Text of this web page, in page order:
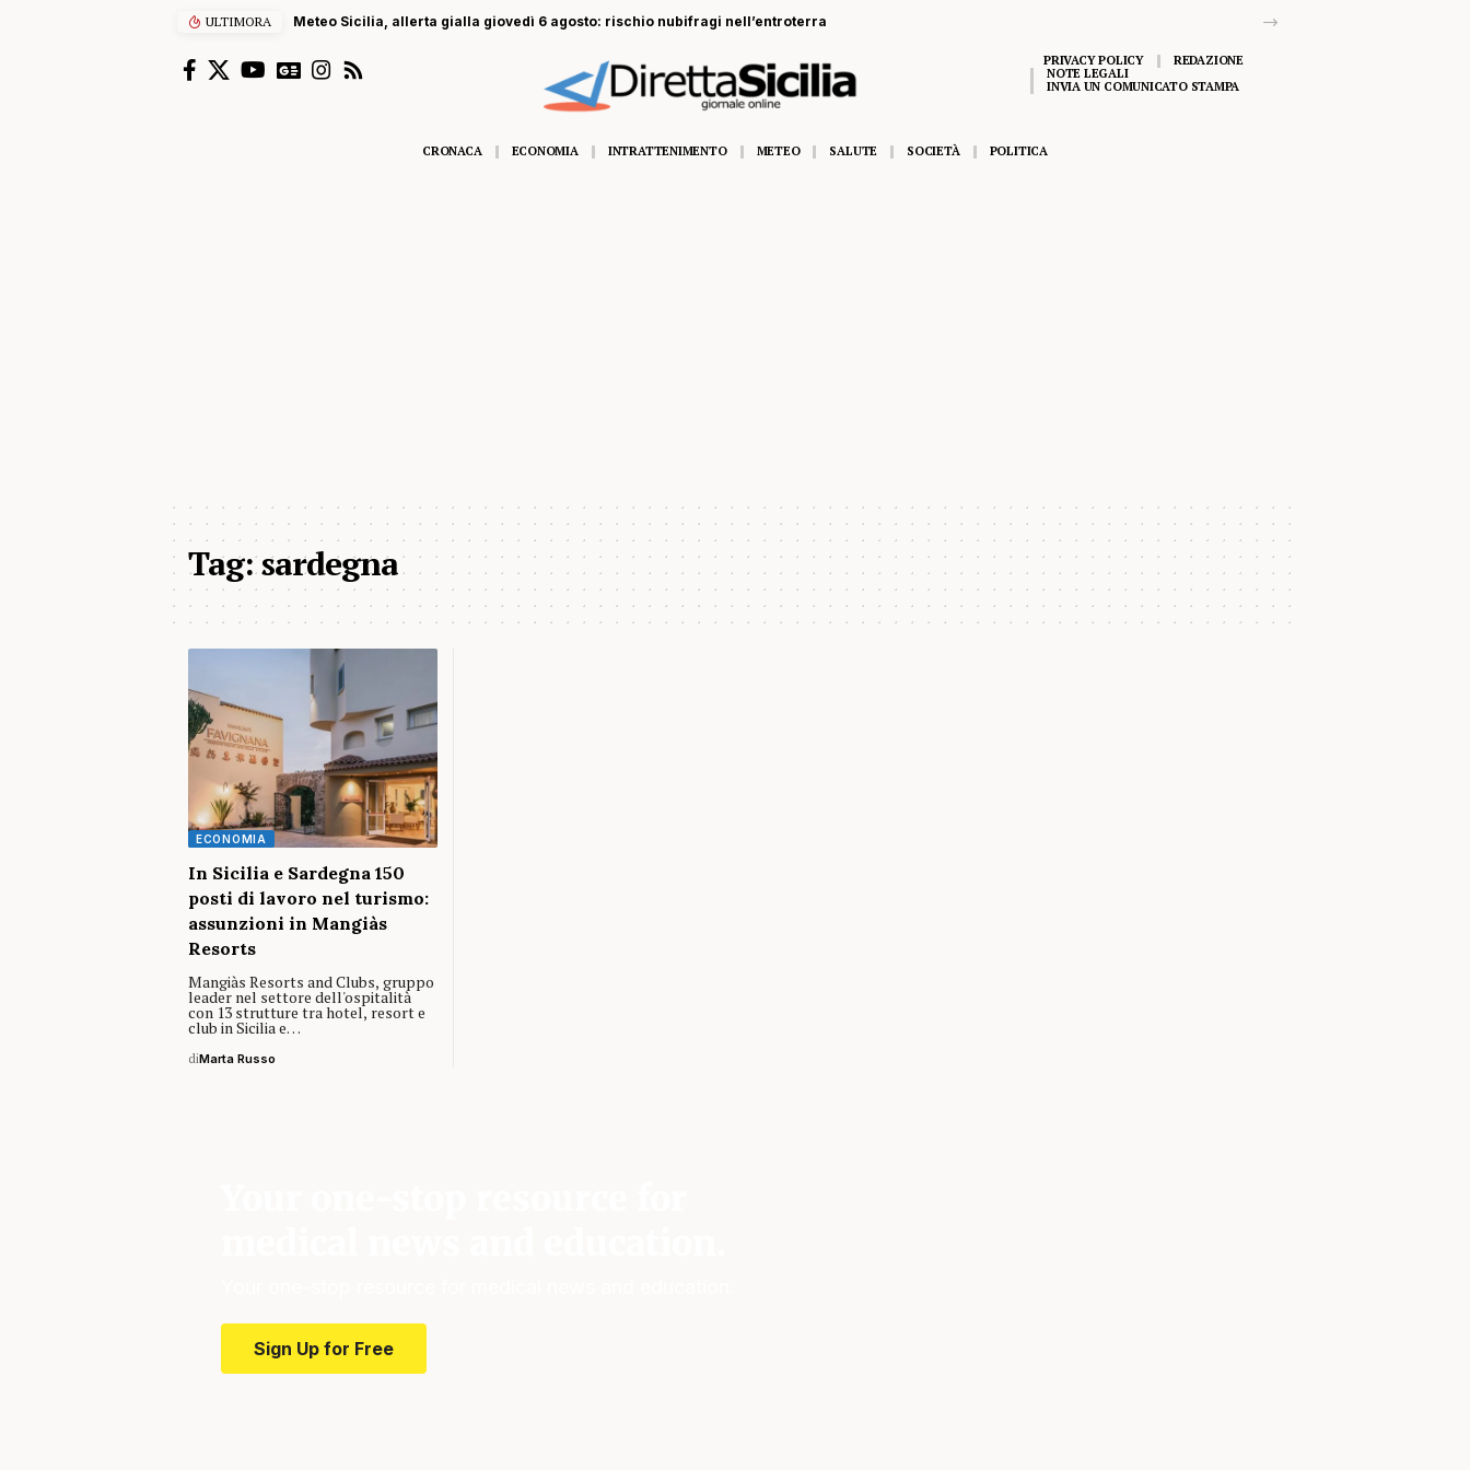
ULTIMORA Meteo Sicilia, allerta gialla giovedì 6 agosto: rischio nubifragi nell’entroterra
PRIVACY POLICY
REDAZIONE
NOTE LEGALI
INVIA UN COMUNICATO STAMPA
CRONACA ECONOMIA INTRATTENIMENTO METEO SALUTE SOCIETÀ POLITICA
Tag:sardegna
ECONOMIA
In Sicilia e Sardegna 150
posti di lavoro nel turismo:
assunzioni in Mangiàs
Resorts
Mangiàs Resorts and Clubs, gruppo
leader nel settore dell'ospitalità
con 13 strutture tra hotel, resort e
club in Sicilia e…
diMarta Russo
Sign Up for Free